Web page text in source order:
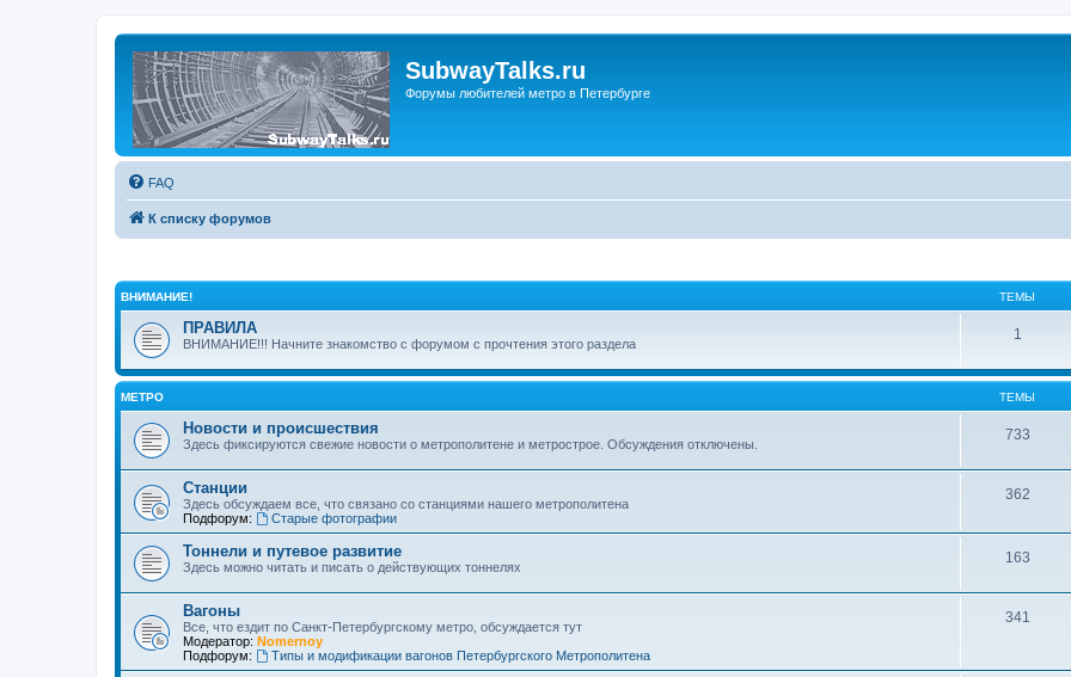
SubwayTalks.ru
Форумы любителей метро в Петербурге
FAQ
К списку форумов
ВНИМАНИЕ! ТЕМЫ
ПРАВИЛА
ВНИМАНИЕ!!! Начните знакомство с форумом с прочтения этого раздела
1
МЕТРО ТЕМЫ
Новости и происшествия
Здесь фиксируются свежие новости о метрополитене и метрострое. Обсуждения отключены.
733
Станции
Здесь обсуждаем все, что связано со станциями нашего метрополитена
Подфорум:
Старые фотографии
362
Тоннели и путевое развитие
Здесь можно читать и писать о действующих тоннелях
163
Вагоны
Все, что ездит по Санкт-Петербургскому метро, обсуждается тут
Модератор: Nomernoy
Подфорум:
Типы и модификации вагонов Петербургского Метрополитена
341